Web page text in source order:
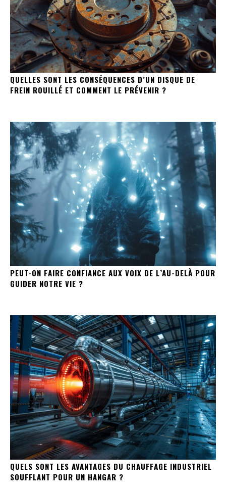
QUELLES SONT LES CONSÉQUENCES D’UN DISQUE DE
FREIN ROUILLÉ ET COMMENT LE PRÉVENIR ?
PEUT-ON FAIRE CONFIANCE AUX VOIX DE L’AU-DELÀ POUR
GUIDER NOTRE VIE ?
QUELS SONT LES AVANTAGES DU CHAUFFAGE INDUSTRIEL
SOUFFLANT POUR UN HANGAR ?